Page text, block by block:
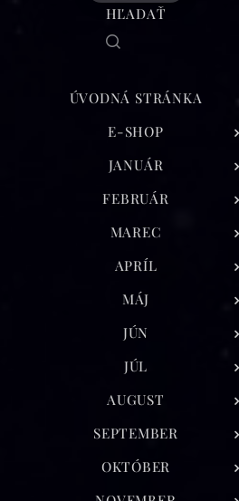
HĽADAŤ
ÚVODNÁ STRÁNKA
E-SHOP
JANUÁR
FEBRUÁR
MAREC
APRÍL
MÁJ
JÚN
JÚL
AUGUST
SEPTEMBER
OKTÓBER